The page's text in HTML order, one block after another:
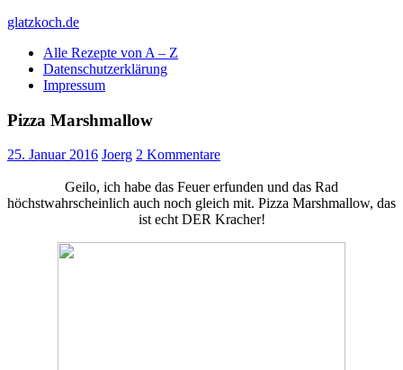
Skip
content
glatzkoch.de
Kochen für Doofe und Genießer
Alle Rezepte von A – Z
Datenschutzerklärung
Impressum
Pizza Marshmallow
25. Januar 2016 Joerg 2 Kommentare
Geilo, ich habe das Feuer erfunden und das Rad
höchstwahrscheinlich auch noch gleich mit. Pizza Marshmallow, das
ist echt DER Kracher!